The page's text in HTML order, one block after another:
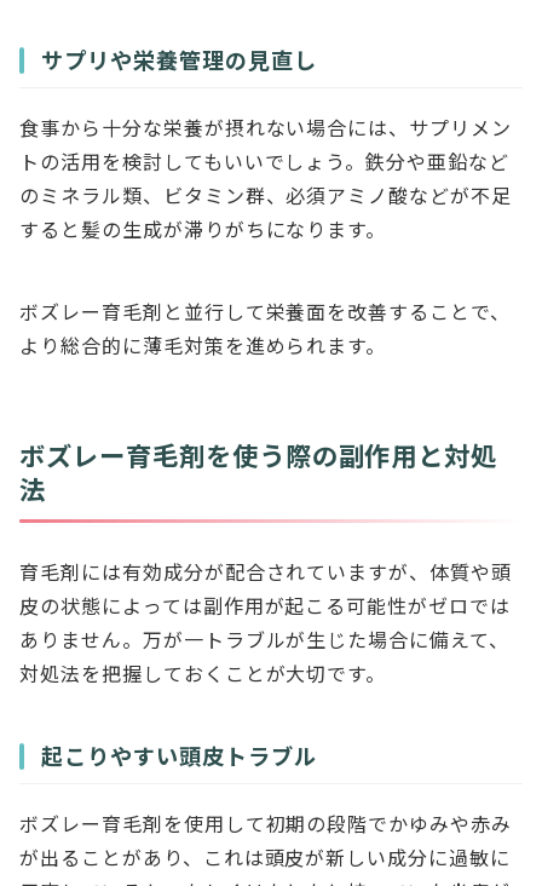
サプリや栄養管理の見直し
食事から十分な栄養が摂れない場合には、サプリメン
トの活用を検討してもいいでしょう。鉄分や亜鉛など
のミネラル類、ビタミン群、必須アミノ酸などが不足
すると髪の生成が滞りがちになります。
ボズレー育毛剤と並行して栄養面を改善することで、
より総合的に薄毛対策を進められます。
ボズレー育毛剤を使う際の副作用と対処
法
育毛剤には有効成分が配合されていますが、体質や頭
皮の状態によっては副作用が起こる可能性がゼロでは
ありません。万が一トラブルが生じた場合に備えて、
対処法を把握しておくことが大切です。
起こりやすい頭皮トラブル
ボズレー育毛剤を使用して初期の段階でかゆみや赤み
が出ることがあり、これは頭皮が新しい成分に過敏に